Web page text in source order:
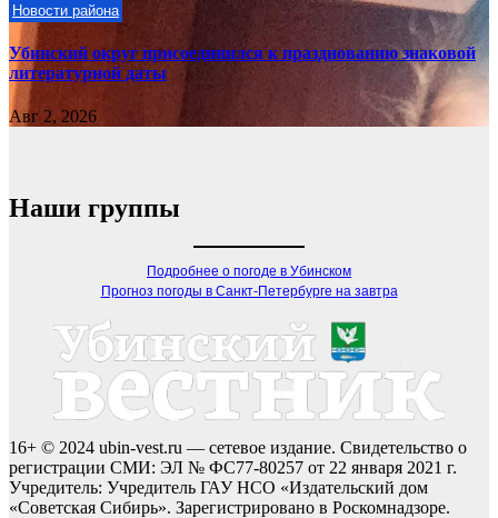
Новости района
Убинский округ присоединился к празднованию знаковой
литературной даты
Авг 2, 2026
Наши группы
Подробнее о погоде в Убинском
Прогноз погоды в Санкт-Петербурге на завтра
16+ © 2024 ubin-vest.ru — сетевое издание. Свидетельство о
регистрации СМИ: ЭЛ № ФС77-80257 от 22 января 2021 г.
Учредитель: Учредитель ГАУ НСО «Издательский дом
«Советская Сибирь». Зарегистрировано в Роскомнадзоре.